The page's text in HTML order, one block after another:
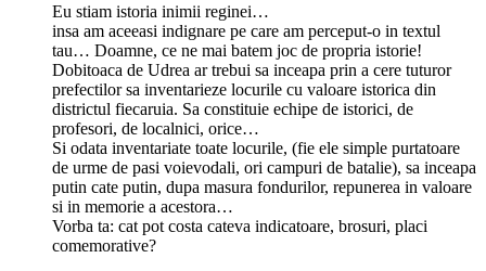
Eu stiam istoria inimii reginei…
insa am aceeasi indignare pe care am perceput-o in textul
tau… Doamne, ce ne mai batem joc de propria istorie!
Dobitoaca de Udrea ar trebui sa inceapa prin a cere tuturor
prefectilor sa inventarieze locurile cu valoare istorica din
districtul fiecaruia. Sa constituie echipe de istorici, de
profesori, de localnici, orice…
Si odata inventariate toate locurile, (fie ele simple purtatoare
de urme de pasi voievodali, ori campuri de batalie), sa inceapa
putin cate putin, dupa masura fondurilor, repunerea in valoare
si in memorie a acestora…
Vorba ta: cat pot costa cateva indicatoare, brosuri, placi
comemorative?